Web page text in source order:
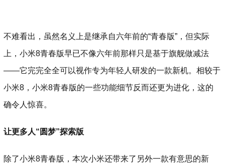
不难看出，虽然名义上是继承自六年前的“青春版”，但实际
上，小米8青春版早已不像六年前那样只是基于旗舰做减法
——它完完全全可以视作专为年轻人研发的一款新机。相较于
小米8，小米8青春版的一些功能细节反而还更为进化，这的
确令人惊喜。
让更多人“圆梦”探索版
除了小米8青春版，本次小米还带来了另外一款有意思的新